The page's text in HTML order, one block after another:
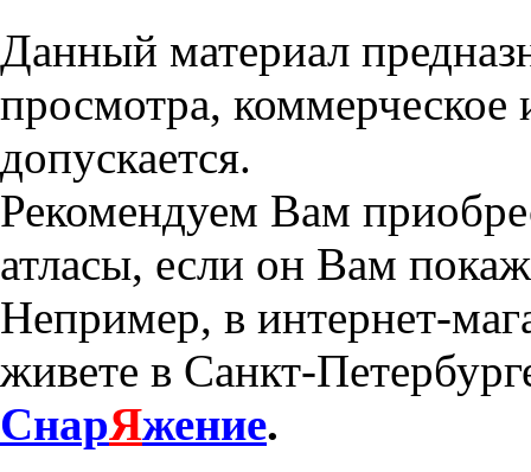
Данный материал
просмотра, коммерческое
допускается.
Рекомендуем Вам
атласы, если он Вам
Непример, в интернет-
живете в Санкт-
СнарЯжение.